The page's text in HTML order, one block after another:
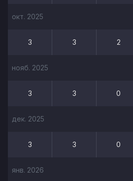
окт. 2025
3 3 2
нояб. 2025
3 3 0
дек. 2025
3 3 0
янв. 2026